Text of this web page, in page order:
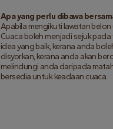
Apa yang perlu dibawa
Apabila mengikuti lawatan belon
Cuaca boleh menjadi sejuk
idea yang baik, kerana anda
disyorkan, kerana anda akan
melindungi anda daripada
bersedia untuk keadaan cuaca.